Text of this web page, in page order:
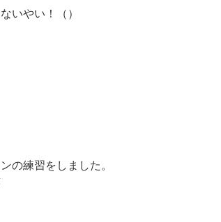
いやい！（）
の練習をしました。